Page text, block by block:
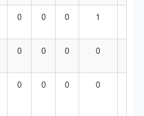
0 0 0 1
0 0 0 0
0 0 0 0